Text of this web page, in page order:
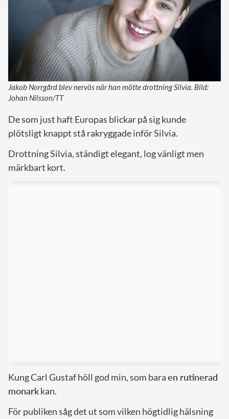
Jakob Norrgård blev nervös när han mötte drottning Silvia. Bild:
Johan Nilsson/TT
De som just haft Europas blickar på sig kunde
plötsligt knappt stå rakryggade inför Silvia.
Drottning Silvia, ständigt elegant, log vänligt men
märkbart kort.
Kung Carl Gustaf höll god min, som baraen rutinerad
monarkkan.
För publiken såg det ut som vilken högtidlig hälsning